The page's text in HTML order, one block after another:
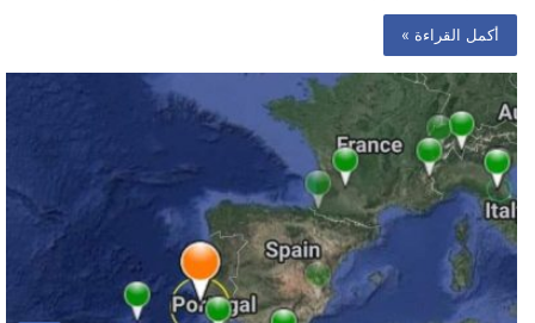
أكمل القراءة »